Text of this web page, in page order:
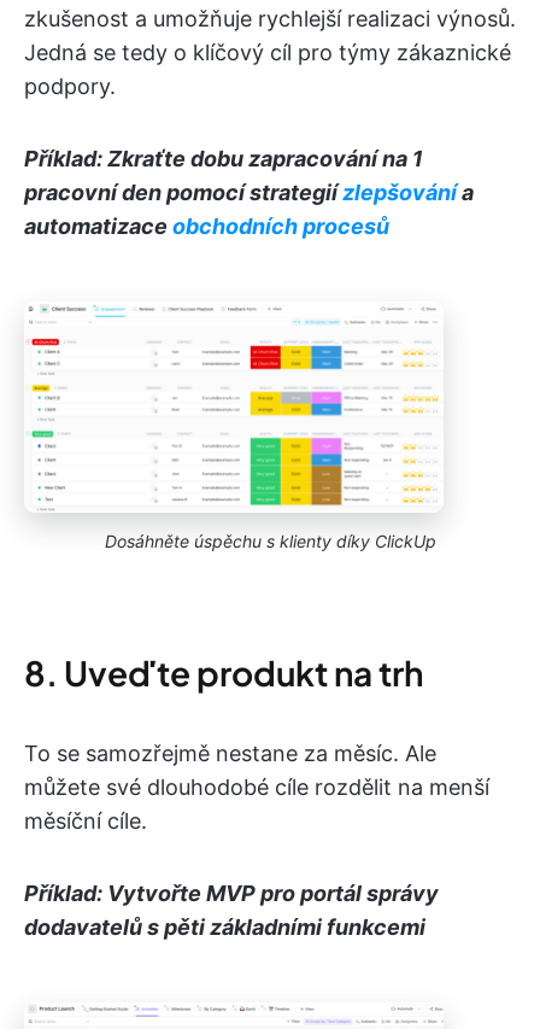
zkušenost a umožňuje rychlejší realizaci výnosů.
Jedná se tedy o klíčový cíl pro týmy zákaznické
podpory.
Příklad: Zkraťte dobu zapracování na 1
pracovní den pomocí strategiízlepšovánía
automatizace obchodních procesů
Dosáhněte úspěchu s klienty díky ClickUp
8. Uveďte produkt na trh
To se samozřejmě nestane za měsíc. Ale
můžete své dlouhodobé cíle rozdělit na menší
měsíční cíle.
Příklad: Vytvořte MVP pro portál správy
dodavatelů s pěti základními funkcemi